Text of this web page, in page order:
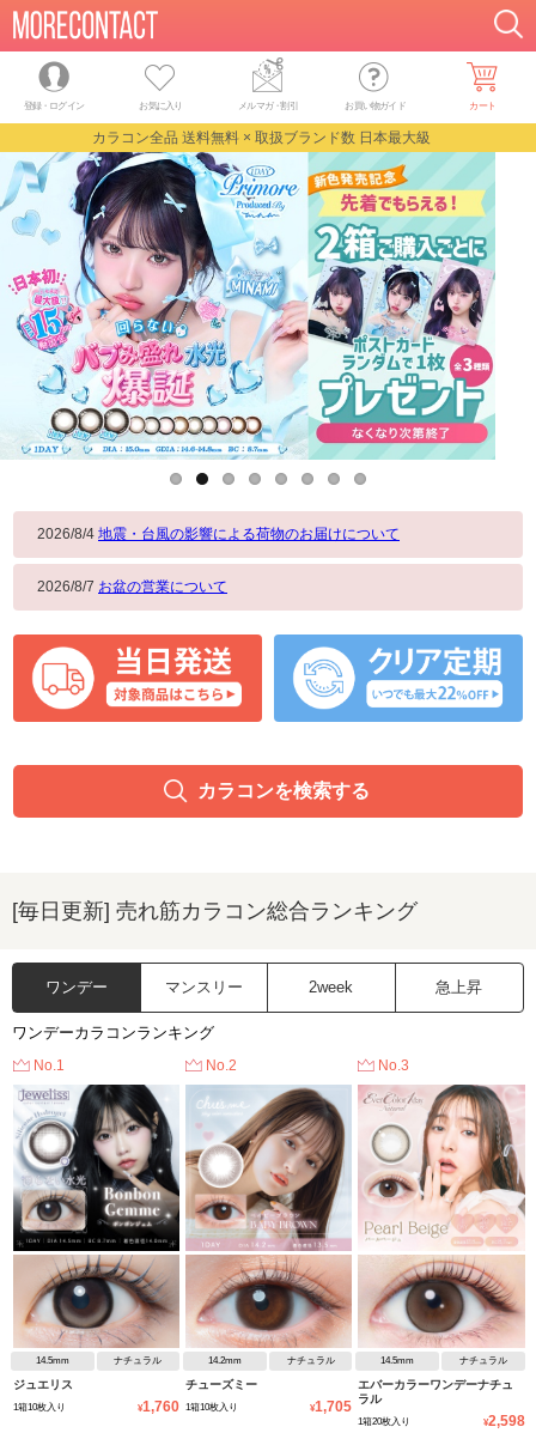
登録・ログイン お気に入り メルマガ・割引 お買い物ガイド カート
カラコン全品 送料無料 × 取扱ブランド数 日本最大級
2026/8/4 地震・台風の影響による荷物のお届けについて
2026/8/7 お盆の営業について
カラコンを検索する
[毎日更新] 売れ筋カラコン総合ランキング
ワンデー マンスリー 2week 急上昇
ワンデーカラコンランキング
No.1
14.5mm ナチュラル
ジュエリス
1箱10枚入り ¥1,760
No.2
14.2mm ナチュラル
チューズミー
1箱10枚入り ¥1,705
No.3
14.5mm ナチュラル
エバーカラーワンデーナチュ
ラル
1箱20枚入り ¥2,598